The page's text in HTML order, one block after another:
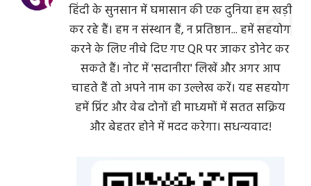
हिंदी के सुनसान में घमासान की एक दुनिया हम खड़ी
कर रहे हैं। हम न संस्थान हैं, न प्रतिष्ठान... हमें सहयोग
करने के लिए नीचे दिए गए QR पर जाकर डोनेट कर
सकते हैं। नोट में 'सदानीरा' लिखें और अगर आप
चाहते हैं तो अपने नाम का उल्लेख करें। यह सहयोग
हमें प्रिंट और वेब दोनों ही माध्यमों में सतत सक्रिय
और बेहतर होने में मदद करेगा। सधन्यवाद!